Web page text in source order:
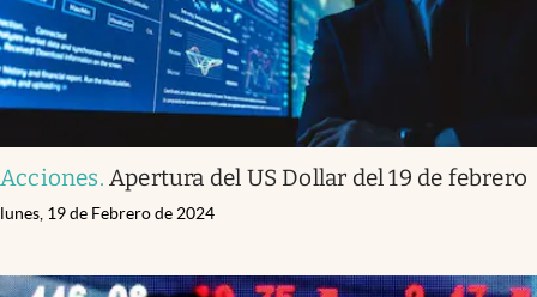
Acciones.Apertura del US Dollar del 19 de febrero
lunes, 19 de Febrero de 2024